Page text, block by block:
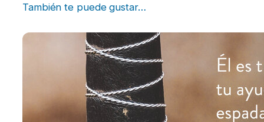
También te puede gustar…